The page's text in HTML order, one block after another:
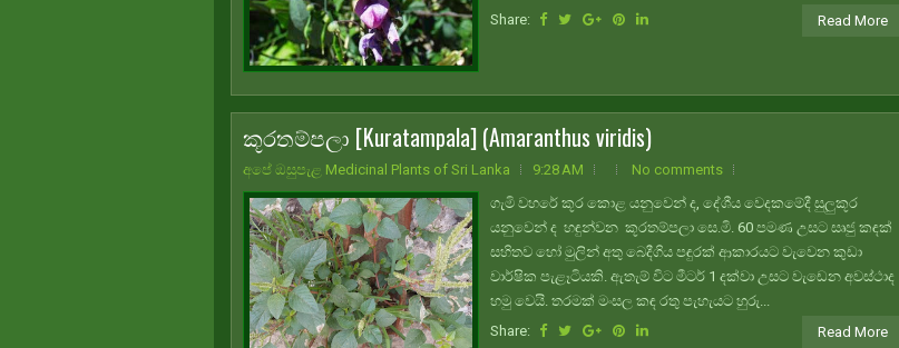
Share:
Read More
කූරතම්පලා [Kuratampala] (Amaranthus viridis)
අපේ ඔසුපැළ Medicinal Plants of Sri Lanka 9:28 AM
No comments
ගැමි වහරේ කූර කොළ යනුවෙන් ද, දේශීය වෙදකමේදී සුලුකූර
යනුවෙන් ද හඳුන්වන කූරතම්පලා සෙ.මි. 60 පමණ උසට සෘජු කඳක්
සහිතව හෝ මුලින් අතු බෙදීගිය පඳුරක් ආකාරයට වැවෙන කුඩා
වාර්ෂික පැළෑටියකි. ඇතැම් විට මීටර් 1 දක්වා උසට වැඩෙන අවස්ථාද
හමු වෙයි. තරමක් මංසල කඳ රතු පැහැයට හුරු...
Share:
Read More